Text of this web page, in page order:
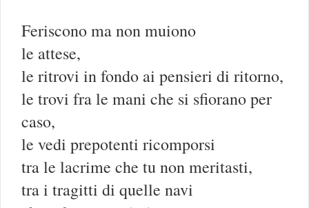
Feriscono ma non muiono
le attese,
le ritrovi in fondo ai pensieri di ritorno,
le trovi fra le mani che si sfiorano per
caso,
le vedi prepotenti ricomporsi
tra le lacrime che tu non meritasti,
tra i tragitti di quelle navi